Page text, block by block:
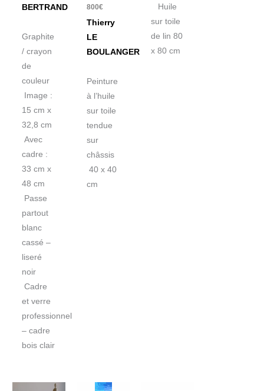
BERTRAND
Graphite
/ crayon
de
couleur
Image :
15 cm x
32,8 cm
Avec
cadre :
33 cm x
48 cm
Passe
partout
blanc
cassé –
liseré
noir
Cadre
et verre
professionnel
– cadre
bois clair
800€
Thierry
LE
BOULANGER
Peinture
à l’huile
sur toile
tendue
sur
châssis
40 x 40
cm
Huile
sur toile
de lin 80
x 80 cm